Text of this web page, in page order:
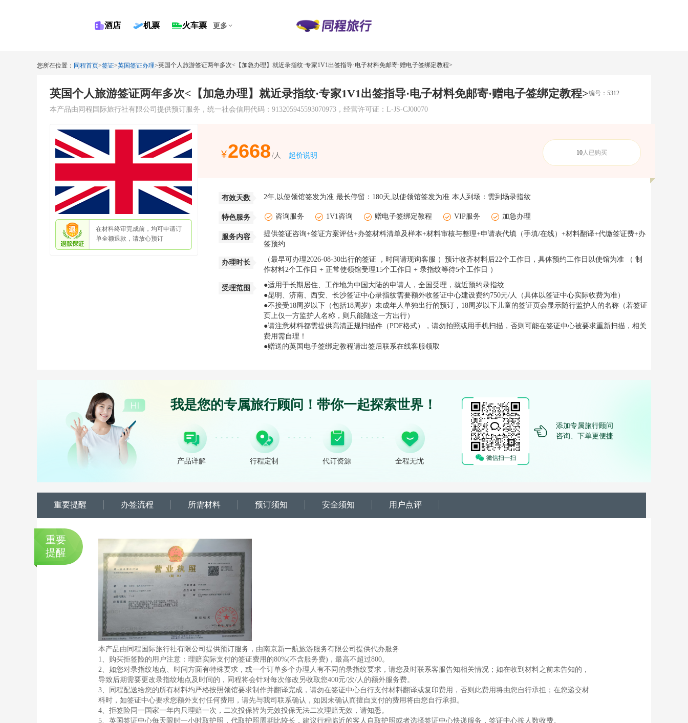
酒店 机票 火车票 更多
您所在位置： 同程首页>签证>英国签证办理>英国个人旅游签证两年多次<【加急办理】就近录指纹·专家1V1出签指导·电子材料免邮寄·赠电子签绑定教程>
英国个人旅游签证两年多次<【加急办理】就近录指纹·专家1V1出签指导·电子材料免邮寄·赠电子签绑定教程>编号：5312
本产品由同程国际旅行社有限公司提供预订服务，统一社会信用代码：913205945593070973，经营许可证：L-JS-CJ00070
在材料终审完成前，均可申请订
单全额退款，请放心预订
2668 起价说明 10人已购买
有效天数 2年,以使领馆签发为准 最长停留： 180天,以使领馆签发为准 本人到场： 需到场录指纹
特色服务 咨询服务 1V1咨询 赠电子签绑定教程 VIP服务 加急办理
服务内容
提供签证咨询+签证方案评估+办签材料清单及样本+材料审核与整理+申请表代填（手填/在线）+材料翻译+代缴签证费+办
签预约
办理时长
（最早可办理2026-08-30出行的签证 ，时间请现询客服 ）预计收齐材料后22个工作日，具体预约工作日以使馆为准 （ 制
作材料2个工作日 + 正常使领馆受理15个工作日 + 录指纹等待5个工作日 ）
受理范围
●适用于长期居住、工作地为中国大陆的申请人，全国受理，就近预约录指纹
●昆明、济南、西安、长沙签证中心录指纹需要额外收签证中心建设费约750元/人（具体以签证中心实际收费为准）
●不接受18周岁以下（包括18周岁）未成年人单独出行的预订，18周岁以下儿童的签证页会显示随行监护人的名称（若签证
页上仅一方监护人名称，则只能随这一方出行）
●请注意材料都需提供高清正规扫描件（PDF格式），请勿拍照或用手机扫描，否则可能在签证中心被要求重新扫描，相关
费用需自理！
●赠送的英国电子签绑定教程请出签后联系在线客服领取
我是您的专属旅行顾问！带你一起探索世界！
产品详解 行程定制 代订资源 全程无忧
添加专属旅行顾问
咨询、下单更便捷
重要提醒 办签流程 所需材料 预订须知 安全须知 用户点评
重要
提醒
本产品由同程国际旅行社有限公司提供预订服务，由南京新一航旅游服务有限公司提供代办服务
1、购买拒签险的用户注意：理赔实际支付的签证费用的80%(不含服务费)，最高不超过800。
2、如您对录指纹地点、时间方面有特殊要求，或一个订单多个办理人有不同的录指纹要求，请您及时联系客服告知相关情况；如在收到材料之前未告知的，
导致后期需要更改录指纹地点及时间的，同程将会针对每次修改另收取您400元/次/人的额外服务费。
3、同程配送给您的所有材料均严格按照领馆要求制作并翻译完成，请勿在签证中心自行支付材料翻译或复印费用，否则此费用将由您自行承担；在您递交材
料时，如签证中心要求您额外支付任何费用，请先与我司联系确认，如因未确认而擅自支付的费用将由您自行承担。
4、拒签险同一国家一年内只理赔一次，二次投保皆为无效投保无法二次理赔无效，请知悉。
5、英国签证中心每天限时一小时取护照，代取护照周期比较长，建议行程临近的客人自取护照或者选择签证中心快递服务，签证中心按人数收费。